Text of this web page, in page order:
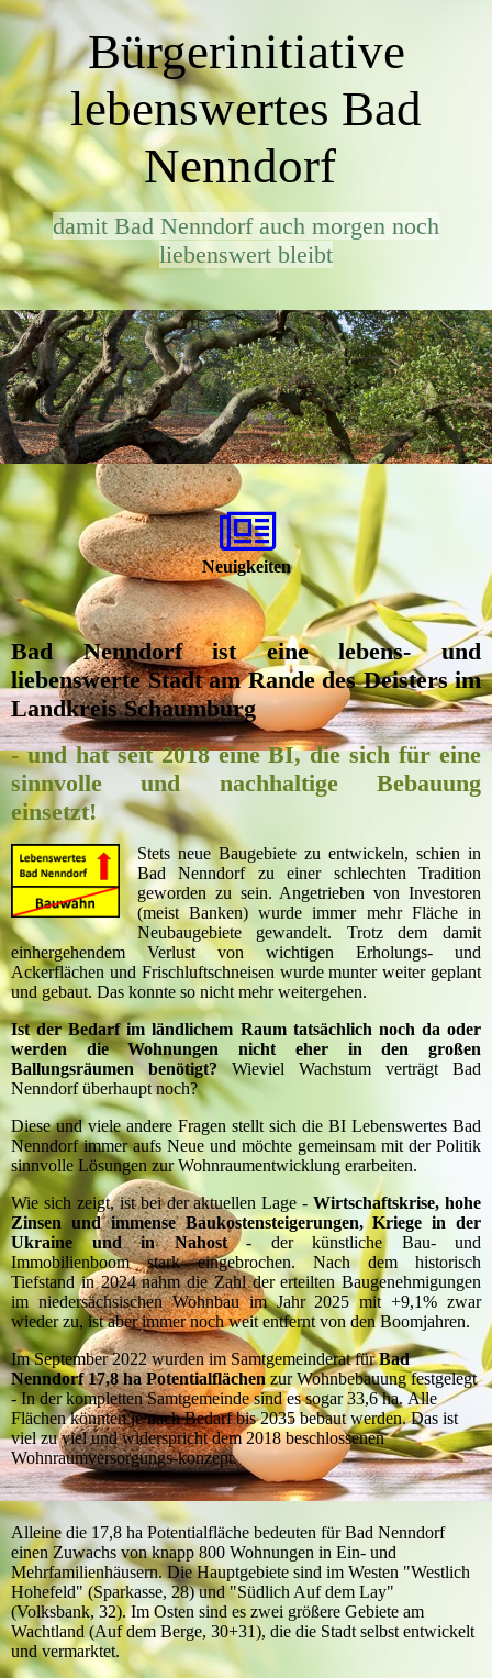
Bürgerinitiative
lebenswertes Bad
Nenndorf
damit Bad Nenndorf auch morgen noch
liebenswert bleibt
Neuigkeiten
Bad Nenndorf ist eine lebens- und
liebenswerte Stadt am Rande des Deisters im
Landkreis Schaumburg
- und hat seit 2018 eine BI, die sich für eine
sinnvolle und nachhaltige Bebauung
einsetzt!
Stets neue Baugebiete zu entwickeln, schien in
Bad Nenndorf zu einer schlechten Tradition
geworden zu sein. Angetrieben von Investoren
(meist Banken) wurde immer mehr Fläche in
Neubaugebiete gewandelt. Trotz dem damit
einhergehendem Verlust von wichtigen Erholungs- und
Ackerflächen und Frischluftschneisen wurde munter weiter geplant
und gebaut. Das konnte so nicht mehr weitergehen.
Ist der Bedarf im ländlichem Raum tatsächlich noch da oder
werden die Wohnungen nicht eher in den großen
Ballungsräumen benötigt? Wieviel Wachstum verträgt Bad
Nenndorf überhaupt noch?
Diese und viele andere Fragen stellt sich die BI Lebenswertes Bad
Nenndorf immer aufs Neue und möchte gemeinsam mit der Politik
sinnvolle Lösungen zur Wohnraumentwicklung erarbeiten.
Wie sich zeigt, ist bei der aktuellen Lage -Wirtschaftskrise, hohe
Zinsen und immense Baukostensteigerungen, Kriege in der
Ukraine und in Nahost- der künstliche Bau- und
Immobilienboom stark eingebrochen. Nach dem historisch
Tiefstand in 2024 nahm die Zahl der erteilten Baugenehmigungen
im niedersächsischen Wohnbau im Jahr 2025 mit +9,1% zwar
wieder zu, ist aber immer noch weit entfernt von den Boomjahren.
Im September 2022 wurden im Samtgemeinderat fürBad
Nenndorf 17,8 ha Potentialflächenzur Wohnbebauung festgelegt
- In der kompletten Samtgemeinde sind es sogar 33,6 ha.Alle
Flächen könnten je nach Bedarf bis 2035 bebaut werden.Das ist
viel zu viel und widerspricht dem 2018 beschlossenen
Wohnraumversorgungs-konzept.
Alleine die 17,8 ha Potentialfläche bedeuten für Bad Nenndorf
einen Zuwachs von knapp 800 Wohnungen in Ein- und
Mehrfamilienhäusern. Die Hauptgebiete sind im Westen "Westlich
Hohefeld" (Sparkasse, 28) und "Südlich Auf dem Lay"
(Volksbank, 32). Im Osten sind es zwei größere Gebiete am
Wachtland (Auf dem Berge, 30+31), die die Stadt selbst entwickelt
und vermarktet.